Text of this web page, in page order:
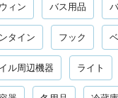
ィン バス用品
タイン フック
ル周辺機器 ライト